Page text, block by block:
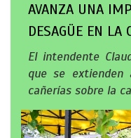
AVANZA UNA
DESAGÜE EN LA
El intendente
que se
cañerías sobre la